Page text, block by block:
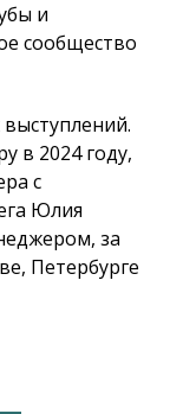
и
сообщество
выступлений.
в 2024 году,
с
Юлия
за
Петербурге